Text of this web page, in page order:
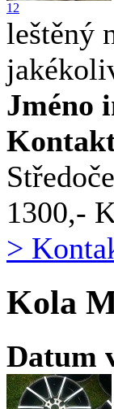
1 2
leštěný
Jméno
1300,-
>
Kola
Datum